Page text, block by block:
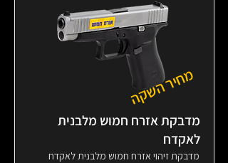
מחיר השקה
מדבקת אזרח חמוש מלבנית
לאקדח
מדבקת זיהוי אזרח חמוש מלבנית לאקדח